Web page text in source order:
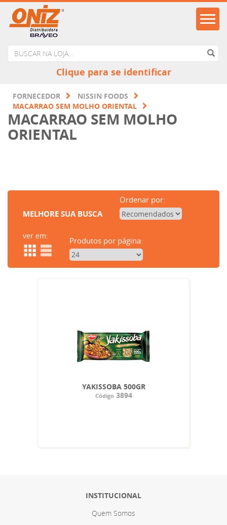
Clique para se identificar
FORNECEDOR
NISSIN FOODS
MACARRAO SEM MOLHO ORIENTAL
MACARRAO SEM MOLHO
ORIENTAL
MELHORE SUA BUSCA
Ordenar por:
ver em: Produtos por página:
YAKISSOBA 500GR
Código3894
INSTITUCIONAL
Quem Somos